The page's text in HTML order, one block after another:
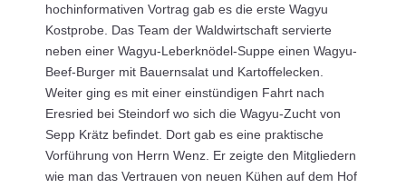
hochinformativen Vortrag gab es die erste Wagyu
Kostprobe. Das Team der Waldwirtschaft servierte
neben einer Wagyu-Leberknödel-Suppe einen Wagyu-
Beef-Burger mit Bauernsalat und Kartoffelecken.
Weiter ging es mit einer einstündigen Fahrt nach
Eresried bei Steindorf wo sich die Wagyu-Zucht von
Sepp Krätz befindet. Dort gab es eine praktische
Vorführung von Herrn Wenz. Er zeigte den Mitgliedern
wie man das Vertrauen von neuen Kühen auf dem Hof